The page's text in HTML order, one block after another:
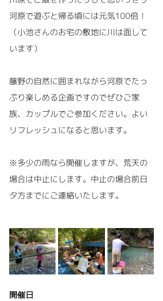
河原で遊ぶと帰る頃には元気100倍！
（小池さんのお宅の敷地に川は面して
います）
藤野の自然に囲まれながら河原でたっ
ぷり楽しめる企画ですのでぜひご家
族、カップルでご参加ください。よい
リフレッシュになると思います。
※多少の雨なら開催しますが、荒天の
場合は中止にします。中止の場合前日
夕方までにご連絡いたします。
開催日